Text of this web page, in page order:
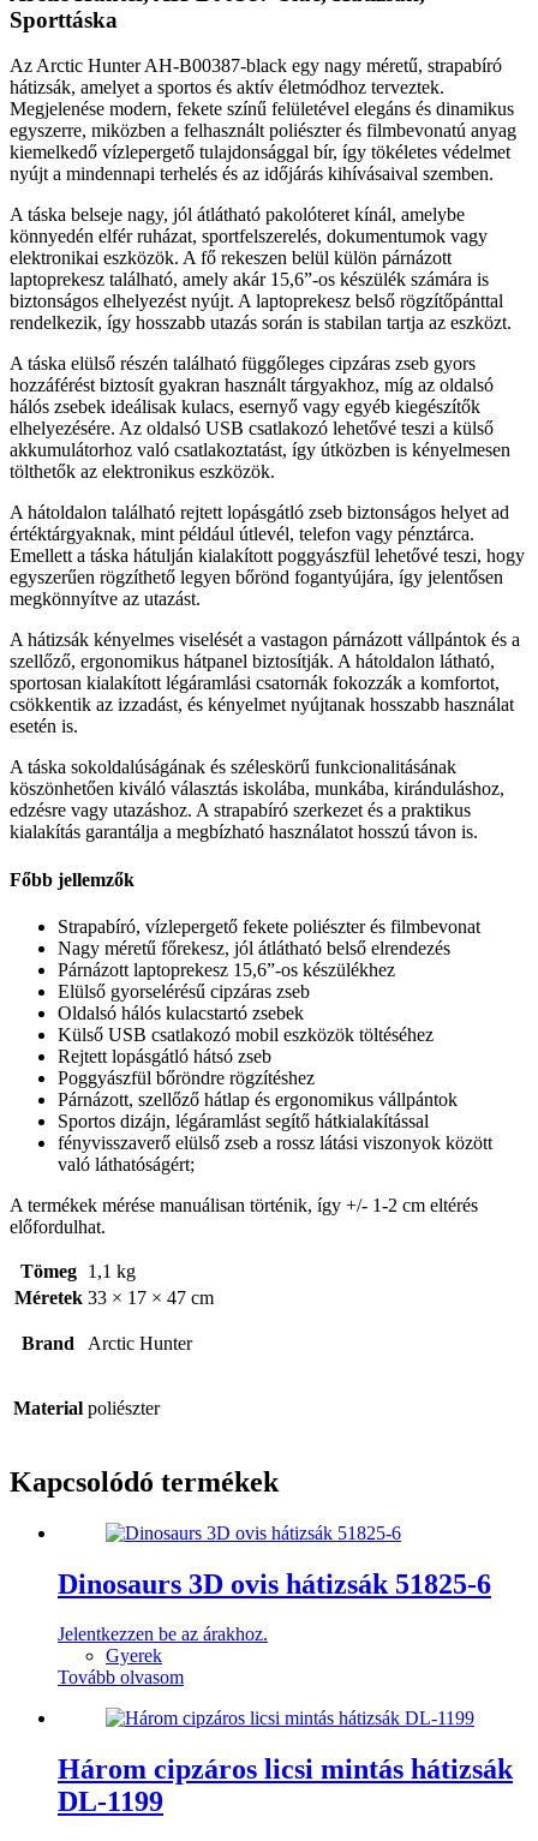
Sporttáska
Az Arctic Hunter AH-B00387-black egy nagy méretű, strapabíró
hátizsák, amelyet a sportos és aktív életmódhoz terveztek.
Megjelenése modern, fekete színű felületével elegáns és dinamikus
egyszerre, miközben a felhasznált poliészter és filmbevonatú anyag
kiemelkedő vízlepergető tulajdonsággal bír, így tökéletes védelmet
nyújt a mindennapi terhelés és az időjárás kihívásaival szemben.
A táska belseje nagy, jól átlátható pakolóteret kínál, amelybe
könnyedén elfér ruházat, sportfelszerelés, dokumentumok vagy
elektronikai eszközök. A fő rekeszen belül külön párnázott
laptoprekesz található, amely akár 15,6”-os készülék számára is
biztonságos elhelyezést nyújt. A laptoprekesz belső rögzítőpánttal
rendelkezik, így hosszabb utazás során is stabilan tartja az eszközt.
A táska elülső részén található függőleges cipzáras zseb gyors
hozzáférést biztosít gyakran használt tárgyakhoz, míg az oldalsó
hálós zsebek ideálisak kulacs, esernyő vagy egyéb kiegészítők
elhelyezésére. Az oldalsó USB csatlakozó lehetővé teszi a külső
akkumulátorhoz való csatlakoztatást, így útközben is kényelmesen
tölthetők az elektronikus eszközök.
A hátoldalon található rejtett lopásgátló zseb biztonságos helyet ad
értéktárgyaknak, mint például útlevél, telefon vagy pénztárca.
Emellett a táska hátulján kialakított poggyászfül lehetővé teszi, hogy
egyszerűen rögzíthető legyen bőrönd fogantyújára, így jelentősen
megkönnyítve az utazást.
A hátizsák kényelmes viselését a vastagon párnázott vállpántok és a
szellőző, ergonomikus hátpanel biztosítják. A hátoldalon látható,
sportosan kialakított légáramlási csatornák fokozzák a komfortot,
csökkentik az izzadást, és kényelmet nyújtanak hosszabb használat
esetén is.
A táska sokoldalúságának és széleskörű funkcionalitásának
köszönhetően kiváló választás iskolába, munkába, kiránduláshoz,
edzésre vagy utazáshoz. A strapabíró szerkezet és a praktikus
kialakítás garantálja a megbízható használatot hosszú távon is.
Főbb jellemzők
Strapabíró, vízlepergető fekete poliészter és filmbevonat
Nagy méretű főrekesz, jól átlátható belső elrendezés
Párnázott laptoprekesz 15,6”-os készülékhez
Elülső gyorselérésű cipzáras zseb
Oldalsó hálós kulacstartó zsebek
Külső USB csatlakozó mobil eszközök töltéséhez
Rejtett lopásgátló hátsó zseb
Poggyászfül bőröndre rögzítéshez
Párnázott, szellőző hátlap és ergonomikus vállpántok
Sportos dizájn, légáramlást segítő hátkialakítással
fényvisszaverő elülső zseb a rossz látási viszonyok között
való láthatóságért;
A termékek mérése manuálisan történik, így +/- 1-2 cm eltérés
előfordulhat.
Tömeg
1,1 kg
Méretek 33 × 17 × 47 cm
Brand Arctic Hunter
Material poliészter
Kapcsolódó termékek
Dinosaurs 3D ovis hátizsák 51825-6
Jelentkezzen be az árakhoz.
Gyerek
Tovább olvasom
Három cipzáros licsi mintás hátizsák
DL-1199